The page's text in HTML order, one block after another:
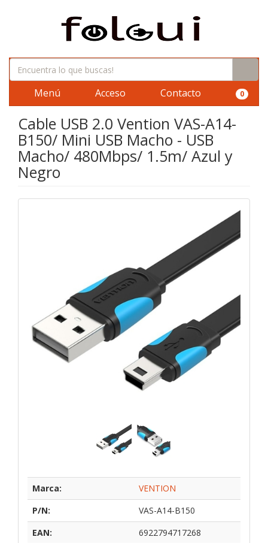
Menú Acceso Contacto 0
Cable USB 2.0 Vention VAS-A14-
B150/ Mini USB Macho - USB
Macho/ 480Mbps/ 1.5m/ Azul y
Negro
Marca:
VENTION
P/N:
VAS-A14-B150
EAN:
6922794717268